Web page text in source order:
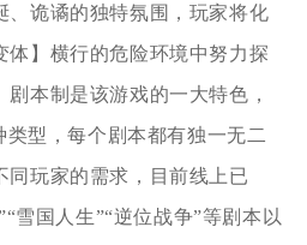
、诡谲的独特氛围，玩家将化
体】横行的危险环境中努力探
本制是该游戏的一大特色，
类型，每个剧本都有独一无二
同玩家的需求，目前线上已
雪国人生”“逆位战争”等剧本以